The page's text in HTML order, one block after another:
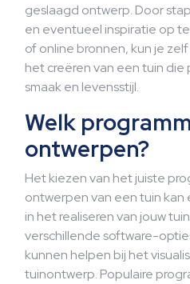
geslaagd ontwerp. Door
en eventueel inspiratie op
of online bronnen, kun je
het creëren van een tuin
smaak en levensstijl.
Welk
ontwerpen?
Het kiezen van het juiste
ontwerpen van een tuin kan
in het realiseren van jouw
verschillende software-
kunnen helpen bij het
tuinontwerp. Populaire